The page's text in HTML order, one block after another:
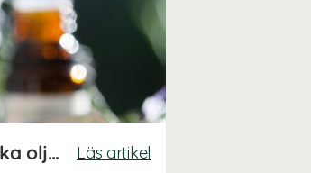
Upptäck fördelarna med eteriska oljor Läs artikel